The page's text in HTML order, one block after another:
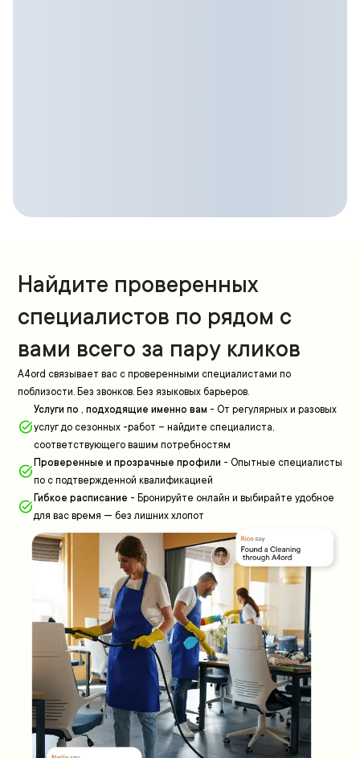
Найдите проверенных
специалистов по рядом с
вами всего за пару кликов
A4ord связывает вас с проверенными специалистами по
поблизости. Без звонков. Без языковых барьеров.
Услуги по , подходящие именно вам - От регулярных и разовых
услуг до сезонных -работ – найдите специалиста,
соответствующего вашим потребностям
Проверенные и прозрачные профили - Опытные специалисты
по с подтвержденной квалификацией
Гибкое расписание - Бронируйте онлайн и выбирайте удобное
для вас время — без лишних хлопот